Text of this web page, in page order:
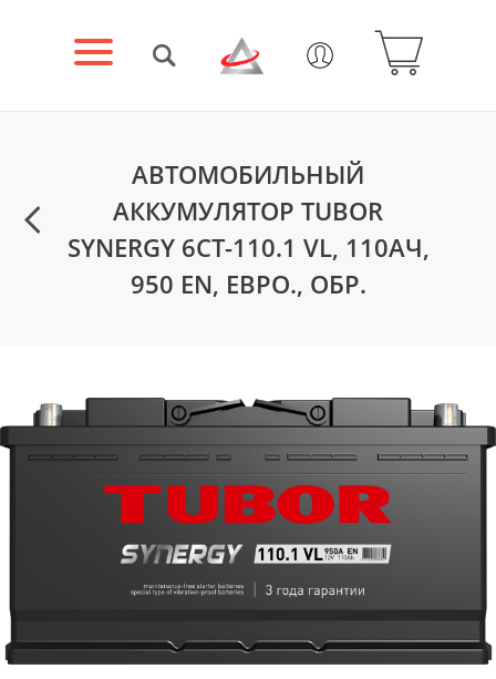
АВТОМОБИЛЬНЫЙ
АККУМУЛЯТОР TUBOR
SYNERGY 6СТ-110.1 VL, 110АЧ,
950 EN, ЕВРО., ОБР.